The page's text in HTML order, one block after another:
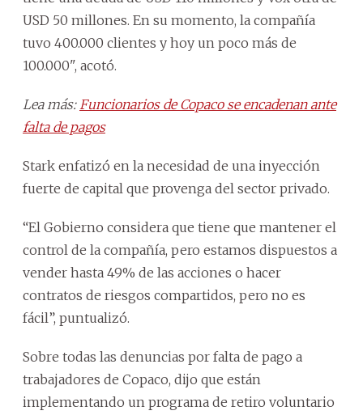
USD 50 millones. En su momento, la compañía
tuvo 400.000 clientes y hoy un poco más de
100.000", acotó.
Lea más: Funcionarios de Copaco se encadenan ante
falta de pagos
Stark enfatizó en la necesidad de una inyección
fuerte de capital que provenga del sector privado.
“El Gobierno considera que tiene que mantener el
control de la compañía, pero estamos dispuestos a
vender hasta 49% de las acciones o hacer
contratos de riesgos compartidos, pero no es
fácil”, puntualizó.
Sobre todas las denuncias por falta de pago a
trabajadores de Copaco, dijo que están
implementando un programa de retiro voluntario